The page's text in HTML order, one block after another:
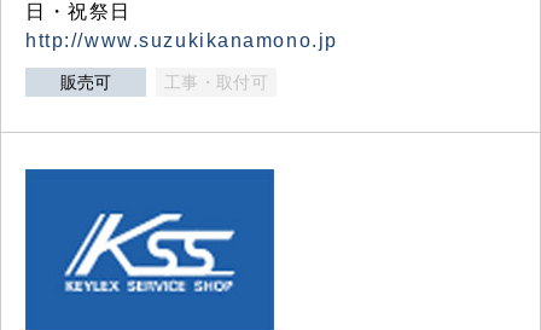
日・祝祭日
http://www.suzukikanamono.jp
販売可 工事・取付可